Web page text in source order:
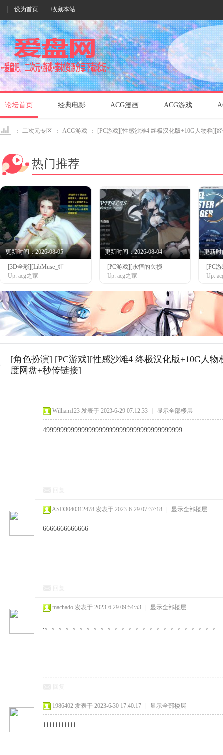
设为首页 收藏本站
论坛首页 经典电影 ACG漫画 ACG游戏
爱盘›
二次元专区
›
ACG游戏
›
[PC游戏][性感沙滩4 终极汉化版+10G人物档][
热门推荐
更新时间：2026-08-05
[3D全彩][LibMuse_虹
Up: acg之家
更新时间：2026-08-04
[PC游戏][永恒的欠损
Up: acg之家
更新时
[PC
Up:
[角色扮演] [PC游戏][性感沙滩4 终极汉化版+10G人
度网盘+秒传链接]
William123 发表于 2023-6-29 07:12:33 显示全部楼层
4999999999999999999999999999999999999999
ASD3040312478 发表于 2023-6-29 07:37:18 显示全部楼层
6666666666666
machado 发表于 2023-6-29 09:54:53 显示全部楼层
.。。。。。。。。。。。。。。。。。。。。。。。。。
1986402 发表于 2023-6-30 17:40:17 显示全部楼层
11111111111